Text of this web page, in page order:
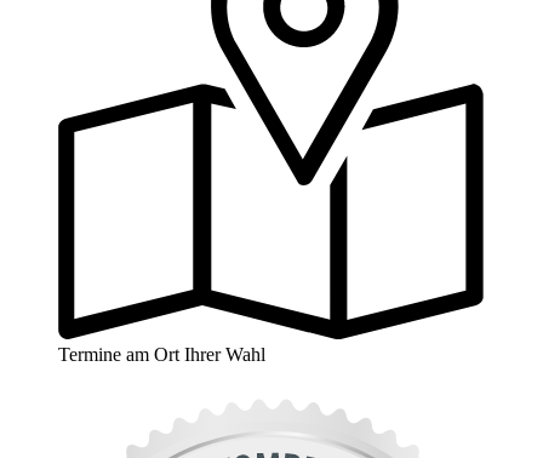
Termine am Ort Ihrer Wahl